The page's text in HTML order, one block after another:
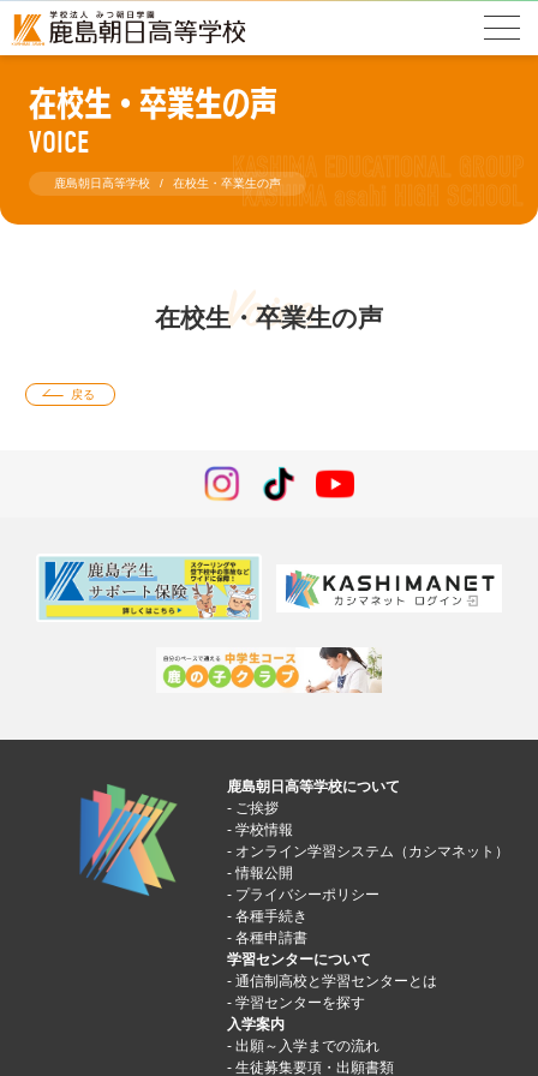
在校生・卒業生の声
VOICE
鹿島朝日高等学校 在校生・卒業生の声
在校生・卒業生の声
Voice
戻る
鹿島朝日高等学校について
ご挨拶
学校情報
オンライン学習システム（カシマネット）
情報公開
プライバシーポリシー
各種手続き
各種申請書
学習センターについて
通信制高校と学習センターとは
学習センターを探す
入学案内
出願～入学までの流れ
生徒募集要項・出願書類